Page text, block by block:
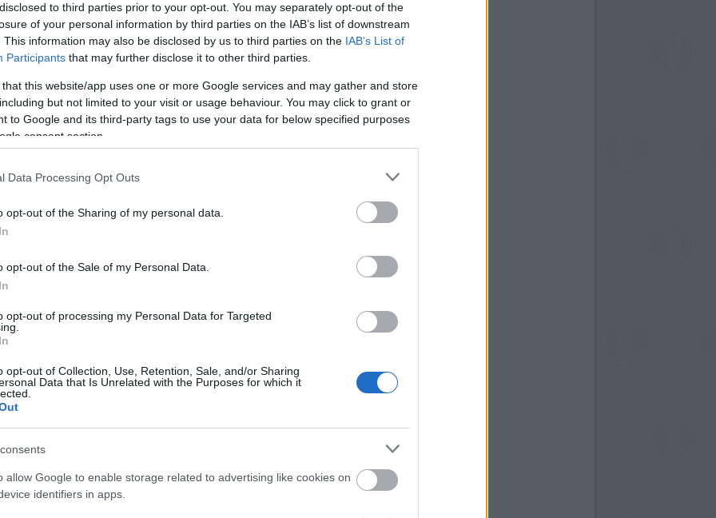
to third parties prior to your opt-out. You may separately opt-out of the
of your personal information by third parties on the IAB’s list of downstream
This information may also be disclosed by us to third parties on the IAB’s List of
Participants that may further disclose it to other third parties.
that this website/app uses one or more Google services and may gather and store
but not limited to your visit or usage behaviour. You may click to grant or
to Google and its third-party tags to use your data for below specified purposes
consent section.
Data Processing Opt Outs
opt-out of the Sharing of my personal data.
opt-out of the Sale of my Personal Data.
opt-out of processing my Personal Data for Targeted
opt-out of Collection, Use, Retention, Sale, and/or Sharing
Data that Is Unrelated with the Purposes for which it
allow Google to enable storage related to advertising like cookies on
identifiers in apps.
majd meg az újságban. A csapat tagja lesz és a
fotósokkal és modellekkel fog közösen
harminchárom alkalommal szerepelt a magazin
a stílus iránti, kétségtelenül briliáns érzékét és
Alexandra Shulman főszerkesztő.